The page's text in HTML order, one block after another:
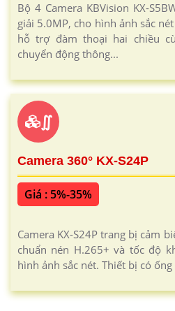
Bộ 4 Camera KBVision KX-
giải 5.0MP, cho hình ảnh sắc
hỗ trợ đàm thoại hai chiều
chuyển động thông...
∬
Camera 360° KX-S24P
Giá : 5%-35%
Camera KX-S24P trang bị cảm
chuẩn nén H.265+ và tốc độ
hình ảnh sắc nét. Thiết bị có